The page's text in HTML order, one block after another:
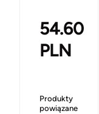
54.60
PLN
Produkty
powiązane